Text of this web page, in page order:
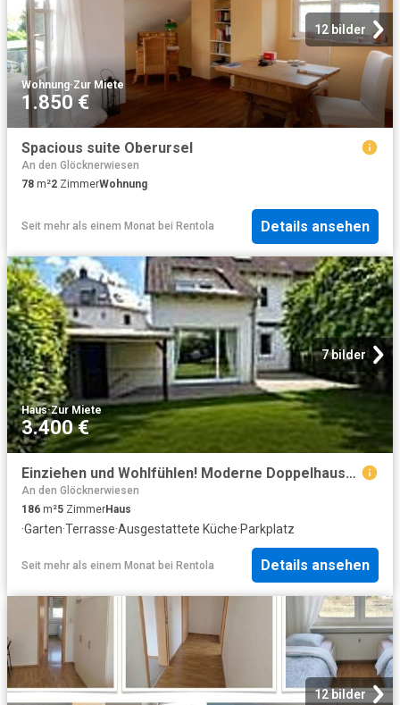
12 bilder
Wohnung·Zur Miete
1.850 €
Spacious suite Oberursel
An den Glöcknerwiesen
78 m²2 ZimmerWohnung
Seit mehr als einem Monat bei Rentola Details ansehen
7 bilder
Haus·Zur Miete
3.400 €
Einziehen und Wohlfühlen! Moderne Doppelhaushälfte mit viel Platz für die Familie
An den Glöcknerwiesen
186 m²5 ZimmerHaus
·Garten·Terrasse·Ausgestattete Küche·Parkplatz
Seit mehr als einem Monat bei Rentola Details ansehen
12 bilder